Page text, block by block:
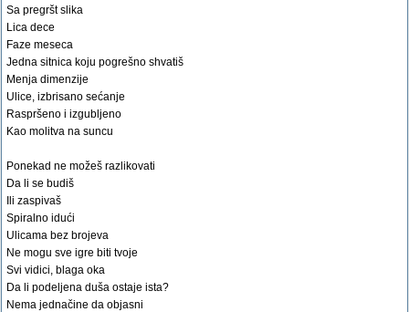
Sa pregršt slika
Lica dece
Faze meseca
Jedna sitnica koju pogrešno shvatiš
Menja dimenzije
Ulice, izbrisano sećanje
Raspršeno i izgubljeno
Kao molitva na suncu
Ponekad ne možeš razlikovati
Da li se budiš
Ili zaspivaš
Spiralno idući
Ulicama bez brojeva
Ne mogu sve igre biti tvoje
Svi vidici, blaga oka
Da li podeljena duša ostaje ista?
Nema jednačine da objasni